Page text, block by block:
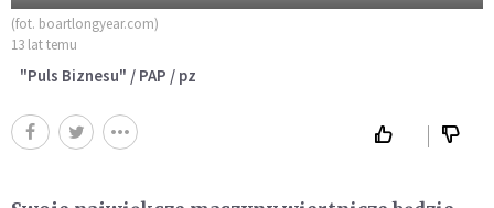
(fot. boartlongyear.com)
13 lat temu
"Puls Biznesu" / PAP / pz